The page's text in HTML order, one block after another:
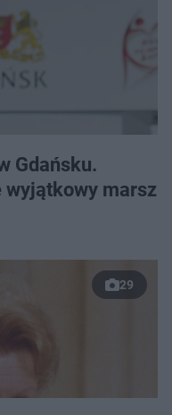
Gdańsku.
marsz
29